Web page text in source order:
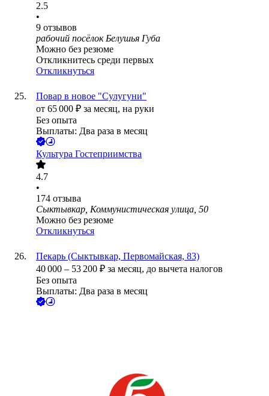
2.5
•
9 отзывов
рабочий посёлок Белушья Губа
Можно без резюме
Откликнитесь среди первых
Откликнуться
Повар в новое "Сулугуни"
от 65 000 ₽ за месяц, на руки
Без опыта
Выплаты: Два раза в месяц
Культура Гостеприимства
4.7
•
174 отзыва
Сыктывкар, Коммунистическая улица, 50
Можно без резюме
Откликнуться
Пекарь (Сыктывкар, Первомайская, 83)
40 000 – 53 200 ₽ за месяц, до вычета налогов
Без опыта
Выплаты: Два раза в месяц